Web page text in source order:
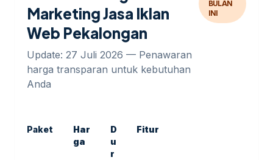
Marketing Jasa Iklan
Web Pekalongan
Update: 27 Juli 2026 — Penawaran
harga transparan untuk kebutuhan
Anda
BULAN
INI
Paket
Har
ga
D
u
r
Fitur